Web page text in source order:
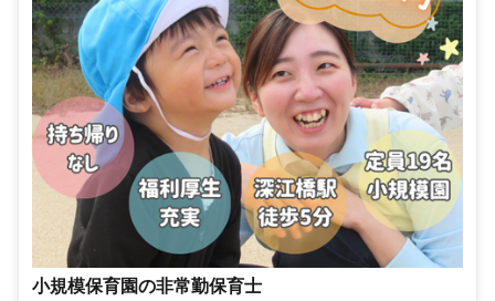
小規模保育園の非常勤保育士